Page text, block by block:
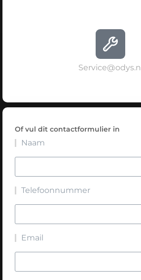
Service@odys.nl
Of vul dit contactformulier in
Naam
Telefoonnummer
Email